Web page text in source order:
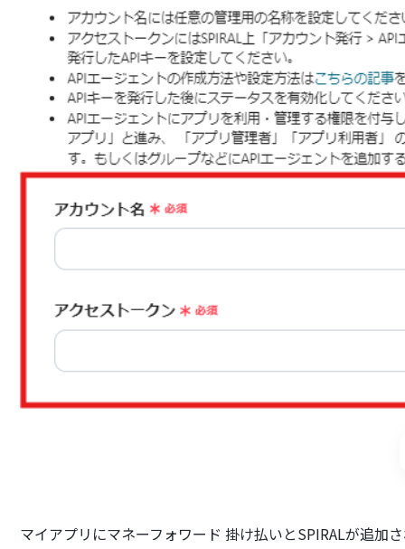
マイアプリにマネーフォワード 掛け払いとSPIRALが追加